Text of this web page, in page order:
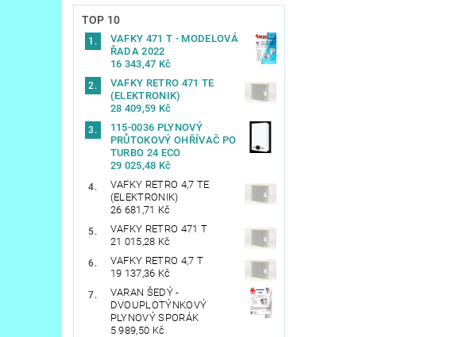
TOP 10
VAFKY 471 T - MODELOVÁ
ŘADA 2022
16 343,47 Kč
VAFKY RETRO 471 TE
(ELEKTRONIK)
28 409,59 Kč
115-0036 PLYNOVÝ
PRŮTOKOVÝ OHŘÍVAČ PO
TURBO 24 ECO
29 025,48 Kč
VAFKY RETRO 4,7 TE
(ELEKTRONIK)
26 681,71 Kč
VAFKY RETRO 471 T
21 015,28 Kč
VAFKY RETRO 4,7 T
19 137,36 Kč
VARAN ŠEDÝ -
DVOUPLOTÝNKOVÝ
PLYNOVÝ SPORÁK
5 989,50 Kč